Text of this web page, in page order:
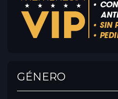
GÉNERO